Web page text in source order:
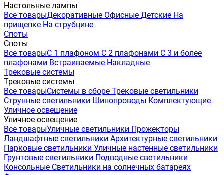
Настольные лампы
Все товарыДекоративные Офисные Детские На
прищепке На струбцине
Споты
Споты
Все товарыС 1 плафоном С 2 плафонами С 3 и более
плафонами Встраиваемые Накладные
Трековые системы
Трековые системы
Все товарыСистемы в сборе Трековые светильники
Струнные светильники Шинопроводы Комплектующие
Уличное освещение
Уличное освещение
Все товарыУличные светильники Прожекторы
Ландшафтные светильники Архитектурные светильники
Парковые светильники Уличные настенные светильники
Грунтовые светильники Подводные светильники
Консольные Светильники на солнечных батареях